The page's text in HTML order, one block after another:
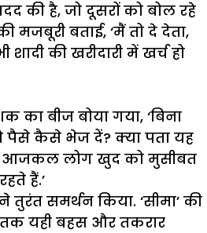
की है, जो दूसरों को बोल रहे
मजबूरी बताई, ‘मैं तो दे देता,
शादी की खरीदारी में खर्चहो
का बीज बोया गया, ‘बिना
पैसे कैसे भेज दें? क्या पता यह
आजकल लोग खुद को मुसीबत
रहते हैं.’
तुरंत समर्थन किया. ‘सीमा’ की
तक यही बहस और तकरार